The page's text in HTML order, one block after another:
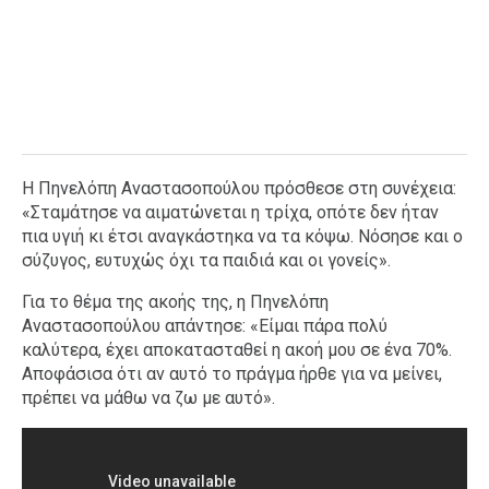
Η Πηνελόπη Αναστασοπούλου πρόσθεσε στη συνέχεια:
«Σταμάτησε να αιματώνεται η τρίχα, οπότε δεν ήταν
πια υγιή κι έτσι αναγκάστηκα να τα κόψω. Νόσησε και ο
σύζυγος, ευτυχώς όχι τα παιδιά και οι γονείς».
Για το θέμα της ακοής της, η Πηνελόπη
Αναστασοπούλου απάντησε: «Είμαι πάρα πολύ
καλύτερα, έχει αποκατασταθεί η ακοή μου σε ένα 70%.
Αποφάσισα ότι αν αυτό το πράγμα ήρθε για να μείνει,
πρέπει να μάθω να ζω με αυτό».